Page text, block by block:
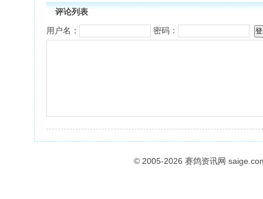
评论列表
用户名： 密码：
© 2005-2026 赛鸽资讯网